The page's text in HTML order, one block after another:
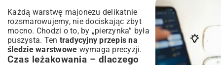
Każdą warstwę majonezu delikatnie
rozsmarowujemy, nie dociskając zbyt
mocno. Chodzi o to, by „pierzynka” była
puszysta. Ten tradycyjny przepis na
śledzie warstwowe wymaga precyzji.
Czas leżakowania – dlaczego